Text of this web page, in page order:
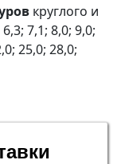
круглого и
7,1; 8,0; 9,0;
25,0; 28,0;